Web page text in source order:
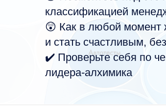
классификацией
😲 Как в любой момент
и стать счастливым,
✔️ Проверьте себя по
лидера-алхимика